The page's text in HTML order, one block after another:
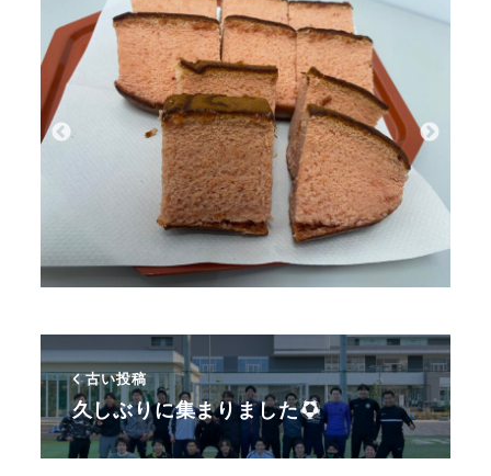
古い投稿
久しぶりに集まりました